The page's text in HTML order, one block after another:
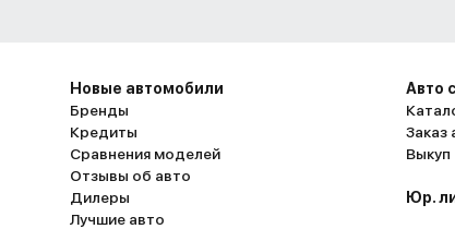
Новые автомобили
Бренды
Кредиты
Сравнения моделей
Отзывы об авто
Дилеры
Лучшие авто
Авто
Заказ
Выкуп
Юр.